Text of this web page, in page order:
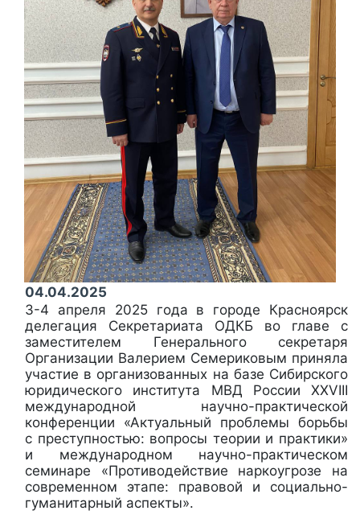
04.04.2025
3-4 апреля 2025 года в городе Красноярск
делегация Секретариата ОДКБ во главе с
заместителем Генерального секретаря
Организации Валерием Семериковым приняла
участие в организованных на базе Сибирского
юридического института МВД России XXVIII
международной научно-практической
конференции «Актуальный проблемы борьбы
с преступностью: вопросы теории и практики»
и международном научно-практическом
семинаре «Противодействие наркоугрозе на
современном этапе: правовой и социально-
гуманитарный аспекты».